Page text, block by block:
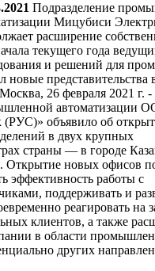
Подразделение
Мицубиси
расширение
текущего года
и решений для
новые представительства
26 февраля 2021 г. -
автоматизации
объявило об
в двух крупных
страны — в городе
Открытие новых офисов
эффективность работы с
поддерживать и
реагировать на
клиентов, а также
в области
других